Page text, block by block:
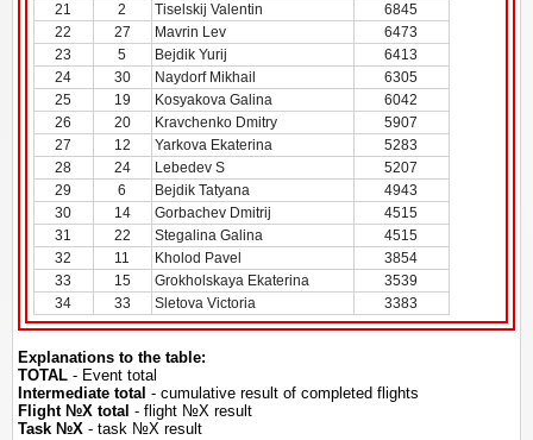
21
2 Tiselskij Valentin
6845
22
27 Mavrin Lev
6473
23
5 Bejdik Yurij
6413
24
30 Naydorf Mikhail
6305
25
19 Kosyakova Galina
6042
26
20 Kravchenko Dmitry
5907
27
12 Yarkova Ekaterina
5283
28
24 Lebedev S
5207
29
6 Bejdik Tatyana
4943
30
14 Gorbachev Dmitrij
4515
31
22 Stegalina Galina
4515
32
11 Kholod Pavel
3854
33
15 Grokholskaya Ekaterina
3539
34
33 Sletova Victoria 3383
Explanations to the table:
TOTAL - Event total
Intermediate total - cumulative result of completed flights
Flight №Х total - flight №Х result
Task №Х - task №Х result